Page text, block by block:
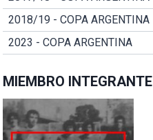
2018/19 - COPA ARGENTINA
2023 - COPA ARGENTINA
MIEMBRO INTEGRANTE